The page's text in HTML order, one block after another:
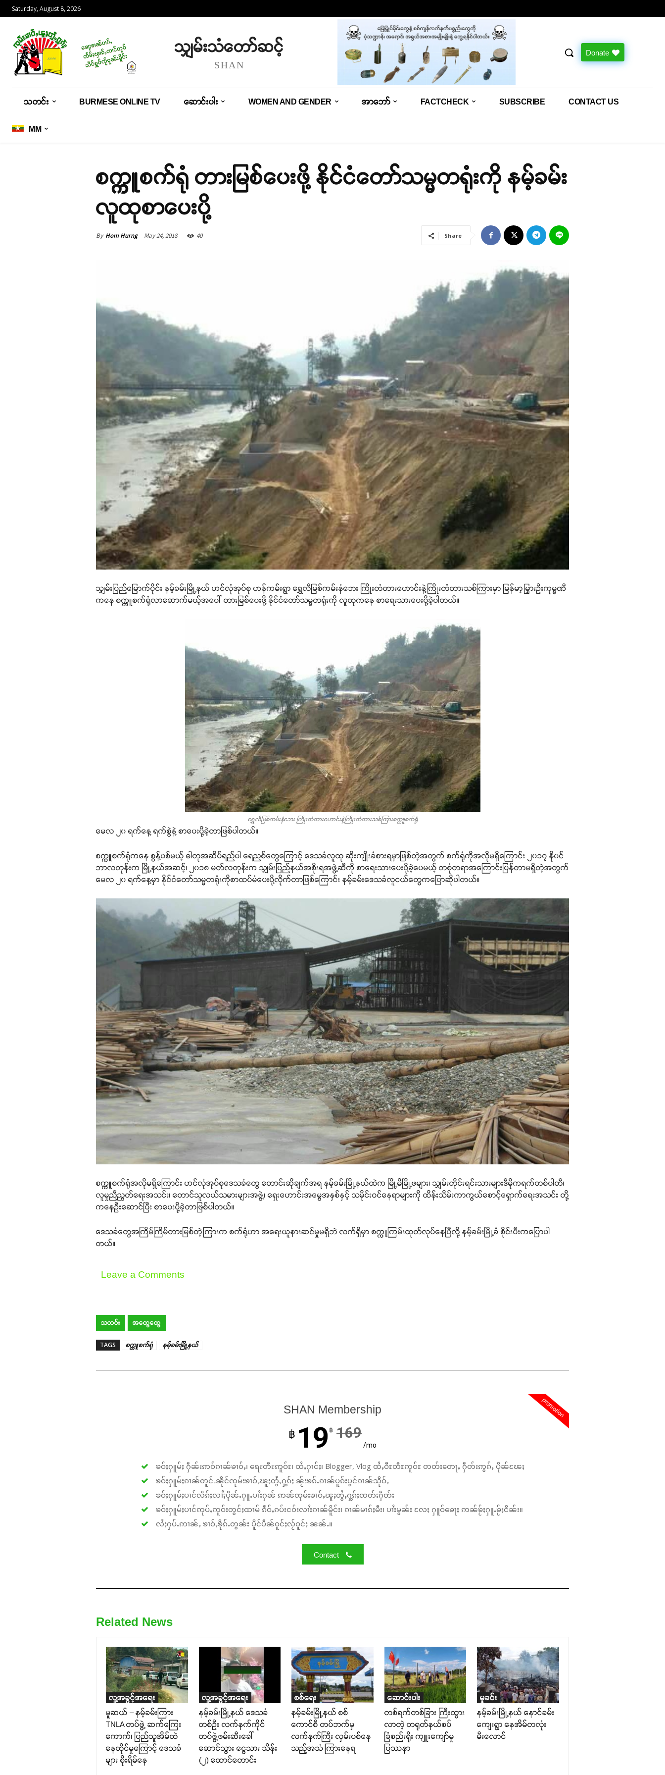
Saturday, August 8, 2026
သျှမ်းသံတော်ဆင့်
SHAN
Donate
သတင်း BURMESE ONLINE TV ဆောင်းပါး WOMEN AND GENDER အာဘော် FACTCHECK SUBSCRIBE CONTACT US
MM
စက္ကူစက်ရုံ တားမြစ်ပေးဖို့ နိုင်ငံတော်သမ္မတရုံးကို နမ့်ခမ်း
လူထုစာပေးပို့
By Hom Hurng May 24, 2018 40 Share
သျှမ်းပြည်မြောက်ပိုင်း နမ့်ခမ်းမြို့နယ် ဟင်လုံအုပ်စု ဟန်ကမ်းရွာ ရွှေလီမြစ်ကမ်းနံဘေး ကြိုးတံတားဟောင်းနဲ့ကြိုးတံတားသစ်ကြားမှာ မြန်မာ့မြှားဦးကုမ္မဏီ
ကနေ စက္ကူစက်ရုံလာဆောက်မယ့်အပေါ် တားမြစ်ပေးဖို့ နိုင်ငံတော်သမ္မတရုံးကို လူထုကနေ စာရေးသားပေးပို့ခဲ့ပါတယ်။
ရွှေလီမြစ်ကမ်းနံဘေး ကြိုးတံတားဟောင်းနဲ့ကြိုးတံတားသစ်ကြားစက္ကူစက်ရုံ
မေလ ၂၀ ရက်နေ့ ရက်စွဲနဲ့ စာပေးပို့ခဲ့တာဖြစ်ပါတယ်။
စက္ကူစက်ရုံကနေ စွန့်ပစ်မယ့် ဓါတုအဆိပ်ရည်ပါ ရေညစ်တွေကြောင့် ဒေသခံလူထု ဆိုးကျိုးခံစားရမှာဖြစ်တဲ့အတွက် စက်ရုံကိုအလိုမရှိကြောင်း ၂၀၁၇ နို၀င်
ဘာလတုန်းက မြို့နယ်အဆင့်၊ ၂၀၁၈ မတ်လတုန်းက သျှမ်းပြည်နယ်အစိုးရအဖွဲ့ဆီကို စာရေးသားပေးပို့ခဲ့ပေမယ့် တစုံတရာအကြောင်းပြန်တာမရှိတဲ့အတွက်
မေလ ၂၀ ရက်နေ့မှာ နိုင်ငံတော်သမ္မတရုံးကိုစာထပ်မံပေးပို့လိုက်တာဖြစ်ကြောင်း နမ့်ခမ်းဒေသခံလူငယ်တွေကပြောဆိုပါတယ်။
စက္ကူစက်ရုံအလိုမရှိကြောင်း ဟင်လုံအုပ်စုဒေသခံတွေ တောင်းဆိုချက်အရ နမ့်ခမ်းမြို့နယ်ထဲက မြို့မိမြို့ဖများ၊ သျှမ်းတိုင်းရင်းသားများဒီမိုကရက်တစ်ပါတီ၊
လူမှုညီညွတ်ရေးအသင်း၊ တောင်သူလယ်သမားများအဖွဲ့၊ ရှေးဟောင်းအမွေအနှစ်နှင့် သမိုင်းဝင်နေရာများကို ထိန်းသိမ်းကာကွယ်စောင့်ရှောက်ရေးအသင်း တို့
ကနေဦးဆောင်ပြီး စာပေးပို့ခဲ့တာဖြစ်ပါတယ်။
ဒေသခံတွေအကြိမ်ကြိမ်တားမြစ်တဲ့ကြားက စက်ရုံဟာ အရေးယူနားဆင်မှုမရှိဘဲ လက်ရှိမှာ စက္ကူကြမ်းထုတ်လုပ်နေပြီလို့ နမ့်ခမ်းမြို့ခံ စိုင်းပီးကပြောပါ
တယ်။
Leave a Comments
သတင်း အထွေထွေ
TAGS စက္ကူစက်ရုံ နမ့်ခမ်းမြို့နယ်
promotion
SHAN Membership
฿ 19 ฿ 169
/mo
ၶဝ်ႈႁူမ်ႈ ႁဵၼ်းဢဝ်ၵၢၼ်ၶၢဝ်ႇ၊ ရေႊတီႊဢူဝ်ႊ၊ ထႆႇႁၢင်ႈ၊ Blogger, Vlog ထႆႇဝီႊတီႊဢူဝ်ႊ တတ်းတေႃႇ ႁဵတ်းဢွၵ်ႇ ပိုၼ်ၽႄႈ
ၶဝ်ႈႁူမ်ႈၵၢၼ်တူင်ႉၼိုင်ၸုမ်းၶၢဝ်ႇၽူႈတွႆႇႁွၵ်ႈ ၼႂ်းၶၵ်ႉၵၢၼ်ပူၵ်းပွင်ၵၢၼ်သိုဝ်ႇ
ၶဝ်ႈႁူမ်ႈပၢင်လႅၵ်ႈလၢႆႈပိုၼ်ႉႁူႉပၢႆးႁၼ် ဢၼ်ၸုမ်းၶၢဝ်ႇၽူႈတွႆႇႁွၵ်ႈၸတ်းႁဵတ်း
ၶဝ်ႈႁူမ်ႈပၢင်ဢုပ်ႇဢူဝ်းတွင်ႈထၢမ် ၵဵဝ်ႇၵပ်းငဝ်းလၢႆးၵၢၼ်မိူင်း၊ ၵၢၼ်မၢၵ်ႈမီး၊ ပၢႆးမွၼ်း လႄႈ ႁူဝ်ၶေႃႈ ဢၼ်ၶႂ်ႈႁူႉၶႂ်ႈငိၼ်း။
လႆႈႁပ်ႉဢၢၼ်ႇ ၶၢဝ်ႇၶိုၵ်ႉတွၼ်း ပိူင်ပဵၼ်ဝူင်ႈလႂ်ဝူင်ႈ ၼၼ်ႉ။
Contact
Related News
လူ့အခွင့်အရေး
မူဆယ် – နမ့်ခမ်းကြား
TNLA တပ်ဖွဲ့ ဆက်ကြေး
ကောက်၊ ပြည်သူအိမ်ထဲ
နေထိုင်မှုကြောင့် ဒေသခံ
များ စိုးရိမ်နေ
လူ့အခွင့်အရေး
နမ့်ခမ်းမြို့နယ် ဒေသခံ
တစ်ဦး လက်နက်ကိုင်
တပ်ဖွဲ့ဖမ်းဆီးခေါ်
ဆောင်သွား ငွေသား သိန်း
(၂) ထောင်တောင်း
စစ်ရေး
နမ့်ခမ်းမြို့နယ် စစ်
ကောင်စီ တပ်ဘက်မှ
လက်နက်ကြီး လှမ်းပစ်နေ
သည့်အသံ ကြားနေရ
ဆောင်းပါး
တစ်ရက်တစ်ခြား ကြီးထွား
လာတဲ့ တရုတ်နယ်စပ်
ခြံစည်းရိုး ကျူးကျော်မှု
ပြဿနာ
မှုခင်း
နမ့်ခမ်းမြို့နယ် နောင်ခမ်း
ကျေးရွာ နေအိမ်တလုံး
မီးလောင်